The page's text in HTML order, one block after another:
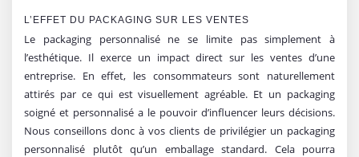
L’EFFET DU PACKAGING SUR LES VENTES
Le packaging personnalisé ne se limite pas simplement à
l’esthétique. Il exerce un impact direct sur les ventes d’une
entreprise. En effet, les consommateurs sont naturellement
attirés par ce qui est visuellement agréable. Et un packaging
soigné et personnalisé a le pouvoir d’influencer leurs décisions.
Nous conseillons donc à vos clients de privilégier un packaging
personnalisé plutôt qu’un emballage standard. Cela pourra